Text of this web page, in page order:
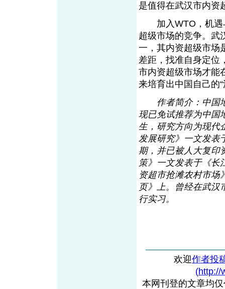
是值得在武汉市内资
加入WTO，机遇
超级市场的竞争。武
一，其内资超级市场
差距，找准自身定位
市内资超级市场才能
来培育出中国自己的“
作者简介：中国
现已免试推荐为中国
生，研究方向为现代
发展研究》一文发表
期，并已被人大复印
策》一文发表于《长
资超市抢滩农村市场
页》上。曾经在武汉
行实习。
欢迎作者投
(http://
本网刊登的文章均